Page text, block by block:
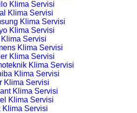
Klima Servisi
Klima Servisi
Klima Servisi
Klima Servisi
Servisi
Klima Servisi
Klima Servisi
Klima Servisi
Klima Servisi
Klima Servisi
Klima Servisi
Klima Servisi
Klima Servisi